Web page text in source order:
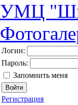
УМЦ
Логин:
Пароль:
Запомнить меня
Регистрация